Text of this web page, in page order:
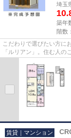
埼玉
築年
階数
こだわりで選びたい方に
「ルリアン」。住む人
賃貸｜マンション